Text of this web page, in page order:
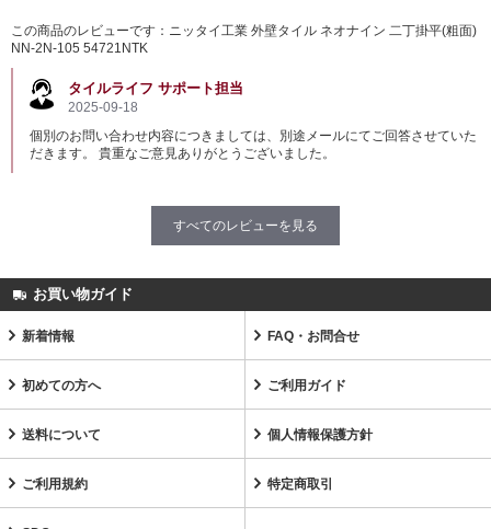
この商品のレビューです： ニッタイ工業 外壁タイル ネオナイン 二丁掛平(粗面)
NN-2N-105 54721NTK
タイルライフ サポート担当
2025-09-18
個別のお問い合わせ内容につきましては、別途メールにてご回答させていた
だきます。 貴重なご意見ありがとうございました。
すべてのレビューを見る
お買い物ガイド
新着情報 FAQ・お問合せ
初めての方へ ご利用ガイド
送料について 個人情報保護方針
ご利用規約 特定商取引